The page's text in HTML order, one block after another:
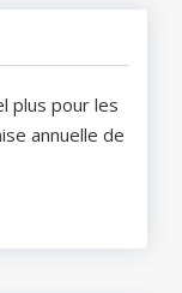
plus pour les
annuelle de